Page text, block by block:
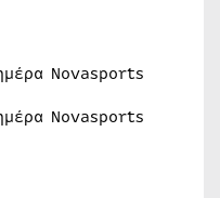
Novasports
Novasports